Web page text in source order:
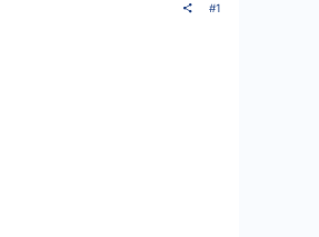
#1